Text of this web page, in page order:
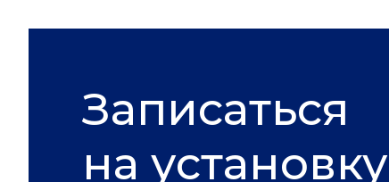
Записаться
на установку